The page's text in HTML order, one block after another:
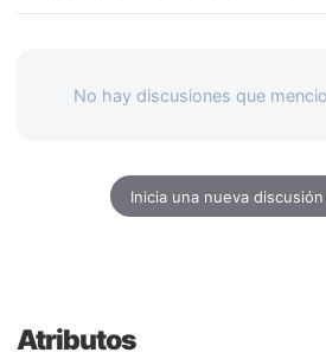
No hay discusiones que
Inicia una nueva
Atributos